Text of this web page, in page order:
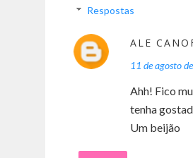
Respostas
ALE
11 de agosto
Ahh! Fico
tenha
Um beijão